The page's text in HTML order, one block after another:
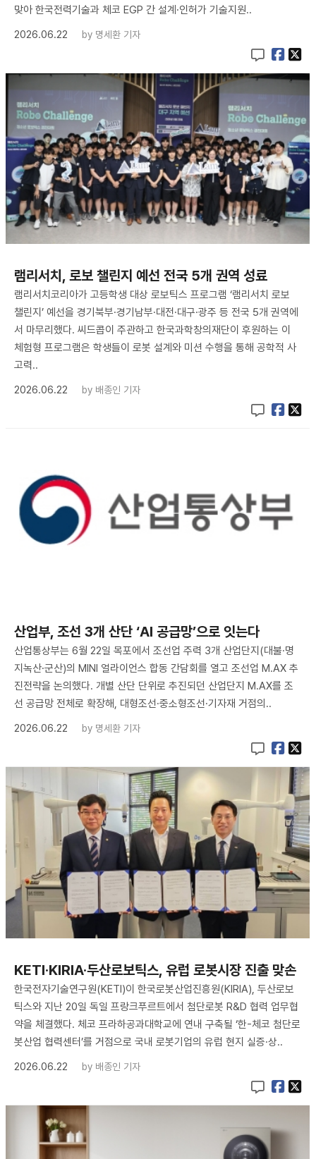
맞아 한국전력기술과 체코 EGP 간 설계·인허가 기술지원..
2026.06.22
by 명세환 기자
램리서치, 로보 챌린지 예선 전국 5개 권역 성료
램리서치코리아가 고등학생 대상 로보틱스 프로그램 ‘램리서치 로보
챌린지’ 예선을 경기북부·경기남부·대전·대구·광주 등 전국 5개 권역에
서 마무리했다. 씨드콥이 주관하고 한국과학창의재단이 후원하는 이
체험형 프로그램은 학생들이 로봇 설계와 미션 수행을 통해 공학적 사
고력..
2026.06.22
by 배종인 기자
산업부, 조선 3개 산단 ‘AI 공급망’으로 잇는다
산업통상부는 6월 22일 목포에서 조선업 주력 3개 산업단지(대불·명
지녹산·군산)의 MINI 얼라이언스 합동 간담회를 열고 조선업 M.AX 추
진전략을 논의했다. 개별 산단 단위로 추진되던 산업단지 M.AX를 조
선 공급망 전체로 확장해, 대형조선·중소형조선·기자재 거점의..
2026.06.22
by 명세환 기자
KETI·KIRIA·두산로보틱스, 유럽 로봇시장 진출 맞손
한국전자기술연구원(KETI)이 한국로봇산업진흥원(KIRIA), 두산로보
틱스와 지난 20일 독일 프랑크푸르트에서 첨단로봇 R&D 협력 업무협
약을 체결했다. 체코 프라하공과대학교에 연내 구축될 ‘한-체코 첨단로
봇산업 협력센터’를 거점으로 국내 로봇기업의 유럽 현지 실증·상..
2026.06.22
by 배종인 기자